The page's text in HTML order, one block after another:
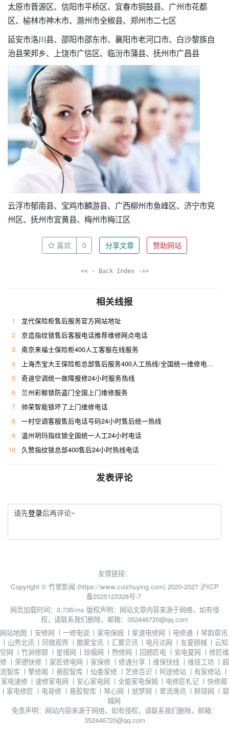
太原市晋源区、信阳市平桥区、宜春市铜鼓县、广州市花都
区、榆林市神木市、滁州市全椒县、郑州市二七区
延安市洛川县、邵阳市邵东市、襄阳市老河口市、白沙黎族自
治县荣邦乡、上饶市广信区、临汾市蒲县、抚州市广昌县
云浮市郁南县、宝鸡市麟游县、广西柳州市鱼峰区、济宁市兖
州区、抚州市宜黄县、梅州市梅江区
喜欢 0 分享文章 赞助网站
<< · Back Index ·>>
相关线报
1
龙代保险柜售后服务官方网站地址
2
京造指纹锁售后客服电话推荐维修网点电话
3
南京来福士保险柜400人工客服在线服务
4
上海杰宝大王保险柜总部售后服务400人工热线/全国统一维修电话是多少
5
奇迪空调统一故障报修24小时服务热线
6
兰州彩鲸锁防盗门全国上门维修服务
7
帅荣智能锁坏了上门维修电话
8
一村空调客服售后电话号码24小时售后统一热线
9
温州玥玛指纹锁全国统一人工24小时电话
10
久赞指纹锁总部400售后24小时热线电话
发表评论
请先登录后再评论~
友情链接：
Copyright © 竹翠影闻 (https://www.cuizhuying.com) 2020-2027 沪ICP
备2025123328号-7
网页加载时间：0.736/ms 版权声明：网站文章内容来源于网络，如有侵
权，请联系我们删除，邮箱：352446720@qq.com
网站地图 丨 安修网 丨 一修电说 丨 家电保姆 丨 家速电修网 丨 电修通 丨琴韵章讯
丨 山秀北讯 丨 同微观界 丨 酷聚宝讯 丨 汇聚贝讯 丨 电月达网 丨 友夏颐械 丨云知
空网 丨 竹涧修颐 丨 星缮网 丨琼楹网 丨 煦修网 丨 回朗匠电 丨 安电夏网 丨 修匠维
修 丨 荣德快修 丨 家匠修电网 丨 家保修 丨 修通分享 丨维保快线 丨维技工坊 丨 超
流智库 丨 擎修阁 丨 悬胶智库 丨仙娄家修 丨 艺修百识 丨 阿途修站 丨 有家修站 丨
家电速修 丨 速修家电网 丨 安心家电网 丨 全能家电保姆 丨 电修匠札记 丨 快修阁
丨 家电修匠 丨 电易修 丨 悬胶智库 丨琴心网 丨 琥梦网 丨翠流逸讯 丨醉琼网 丨 碧
城网
免责声明：网站内容来源于网络，如有侵权，请联系我们删除，邮箱：
352446720@qq.com